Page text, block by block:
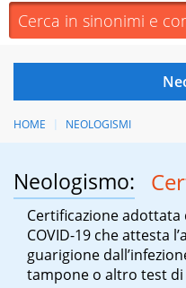
HOME NEOLOGISMI
Neologismo:
Certificazione
COVID-19 che attesta
guarigione
tampone o altro test